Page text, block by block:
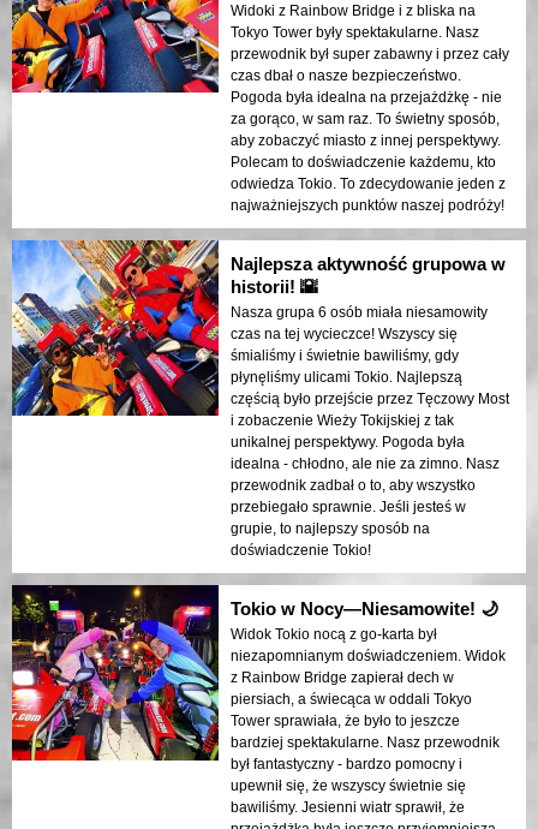
Widoki z Rainbow Bridge i z bliska na
Tokyo Tower były spektakularne. Nasz
przewodnik był super zabawny i przez cały
czas dbał o nasze bezpieczeństwo.
Pogoda była idealna na przejażdżkę - nie
za gorąco, w sam raz. To świetny sposób,
aby zobaczyć miasto z innej perspektywy.
Polecam to doświadczenie każdemu, kto
odwiedza Tokio. To zdecydowanie jeden z
najważniejszych punktów naszej podróży!
Najlepsza aktywność grupowa w
historii! 🌇
Nasza grupa 6 osób miała niesamowity
czas na tej wycieczce! Wszyscy się
śmialiśmy i świetnie bawiliśmy, gdy
płynęliśmy ulicami Tokio. Najlepszą
częścią było przejście przez Tęczowy Most
i zobaczenie Wieży Tokijskiej z tak
unikalnej perspektywy. Pogoda była
idealna - chłodno, ale nie za zimno. Nasz
przewodnik zadbał o to, aby wszystko
przebiegało sprawnie. Jeśli jesteś w
grupie, to najlepszy sposób na
doświadczenie Tokio!
Tokio w Nocy—Niesamowite! 🌙
Widok Tokio nocą z go-karta był
niezapomnianym doświadczeniem. Widok
z Rainbow Bridge zapierał dech w
piersiach, a świecąca w oddali Tokyo
Tower sprawiała, że było to jeszcze
bardziej spektakularne. Nasz przewodnik
był fantastyczny - bardzo pomocny i
upewnił się, że wszyscy świetnie się
bawiliśmy. Jesienni wiatr sprawił, że